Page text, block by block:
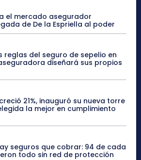
el mercado asegurador
de De la Espriella al poder
reglas del seguro de sepelio en
diseñará sus propios
21%, inauguró su nueva torre
la mejor en cumplimiento
seguros que cobrar: 94 de cada
todo sin red de protección